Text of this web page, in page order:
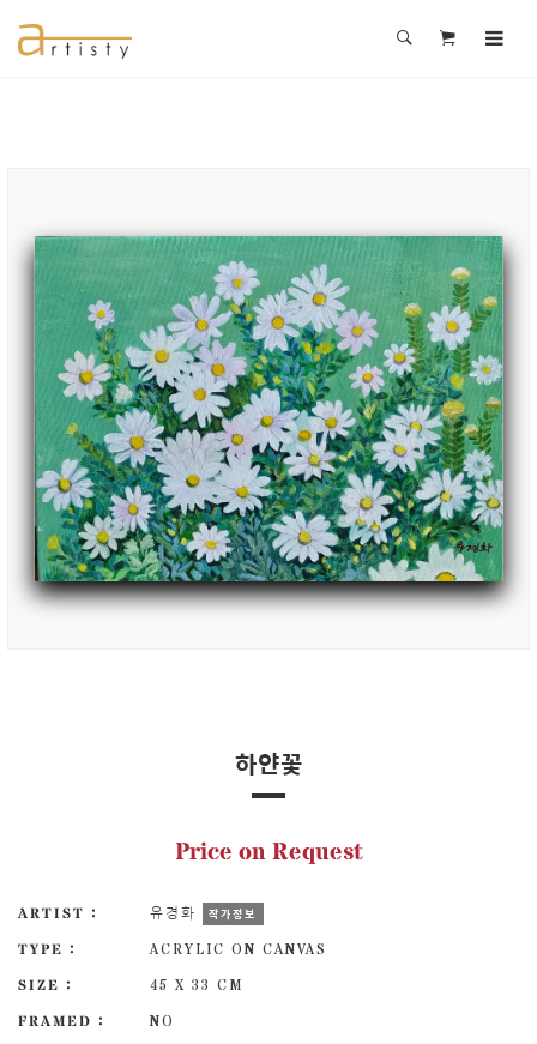
하얀꽃
Price on Request
ARTIST : 유경화 작가정보
TYPE :
ACRYLIC ON CANVAS
SIZE :
45 X 33 CM
FRAMED :
NO